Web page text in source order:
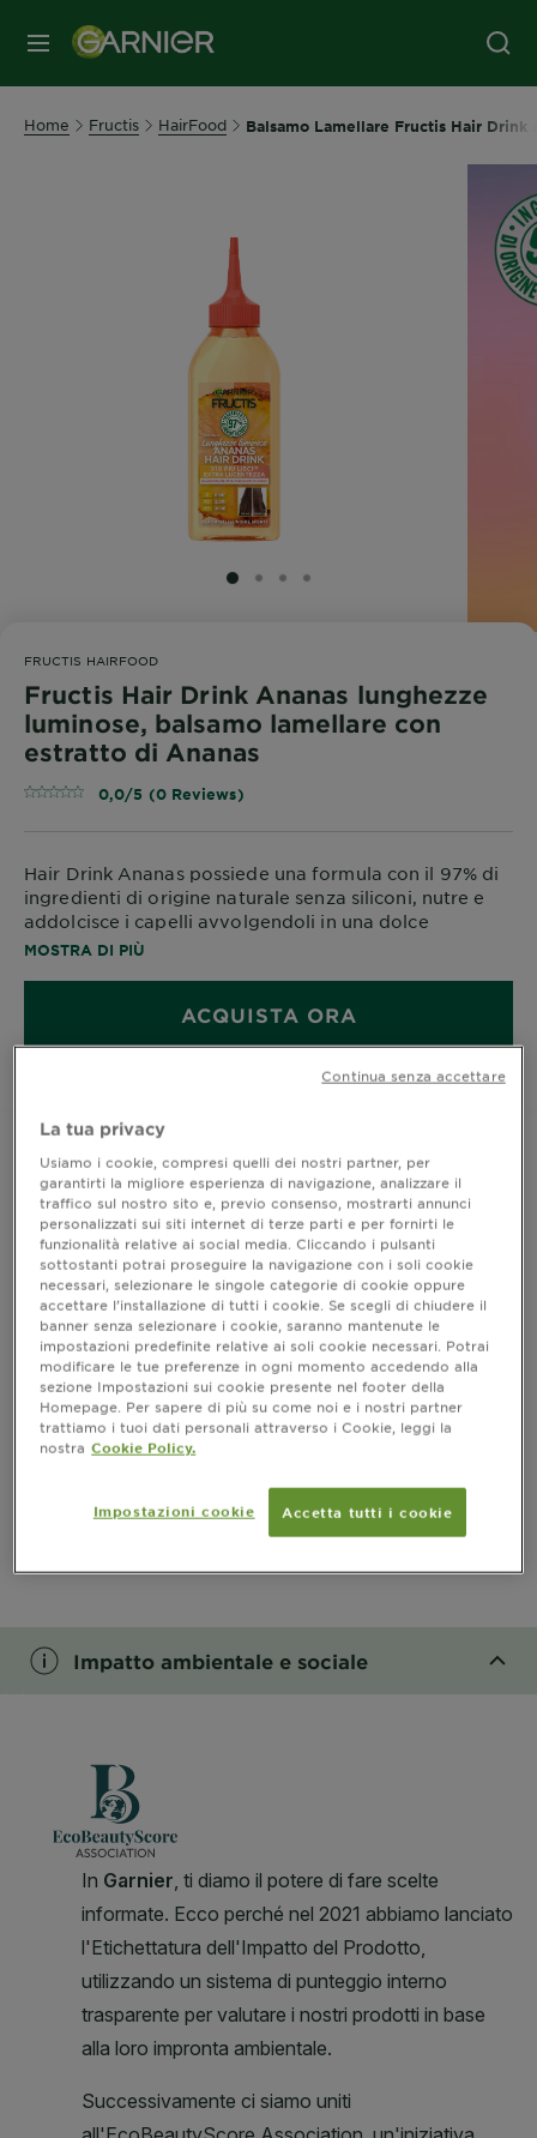
MENU
Home Fructis HairFood Balsamo Lamellare Fructis Hair Drink
SLIDE 1
SLIDE 2
SLIDE 3
SLIDE 4
FRUCTIS HAIRFOOD
Fructis Hair Drink Ananas lunghezze
luminose, balsamo lamellare con
estratto di Ananas
0,0/5 (0 Reviews)
Hair Drink Ananas possiede una formula con il 97% di
ingredienti di origine naturale senza siliconi, nutre e
addolcisce i capelli avvolgendoli in una dolce
fragranza. Il nuovo balsamo lamellare è
Il nostro prodotto potrebbe solidificarsi a
temperature inferiori ai 9°. Questo è il risultato di una
presenza di composti grassi di origine naturale nella
aggiungere luminosità. Una volta conservato a
temperatura ambiente (sopra i 18°), il prodotto
tornerà al suo aspetto originale in poche ore. Agita la
bottiglia per accelerare il processo.
MOSTRA DI PIÙ
ACQUISTA ORA
INFORMAZIONI PRODOTTO
CLOSE SUBPANEL
COME SI USA
CLOSE SUBPANEL
INGREDIENTI
PRECAUZIONI D’USO
Impatto ambientale e sociale
La tua privacy
Usiamo i cookie, compresi quelli dei nostri partner, per
garantirti la migliore esperienza di navigazione, analizzare il
traffico sul nostro sito e, previo consenso, mostrarti annunci
personalizzati sui siti internet di terze parti e per fornirti le
funzionalità relative ai social media. Cliccando i pulsanti
sottostanti potrai proseguire la navigazione con i soli cookie
necessari, selezionare le singole categorie di cookie oppure
accettare l’installazione di tutti i cookie. Se scegli di chiudere il
banner senza selezionare i cookie, saranno mantenute le
impostazioni predefinite relative ai soli cookie necessari. Potrai
modificare le tue preferenze in ogni momento accedendo alla
sezione Impostazioni sui cookie presente nel footer della
Homepage. Per sapere di più su come noi e i nostri partner
trattiamo i tuoi dati personali attraverso i Cookie, leggi la
nostra Cookie Policy.
Impostazioni cookie Accetta tutti i cookie
Continua senza accettare